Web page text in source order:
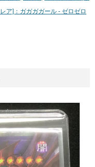
ア]：ガガガガール ​- ​ゼロゼロ